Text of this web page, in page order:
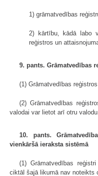
1) grāmatvedības
2) kārtību, kādā labo
reģistros un
9. pants. Grāmatvedības
(1) Grāmatvedības
(2) Grāmatvedības
valodai var lietot arī otru
10. pants.
vienkāršā ieraksta sistēmā
(1) Grāmatvedības
ciktāl šajā likumā nav noteikts